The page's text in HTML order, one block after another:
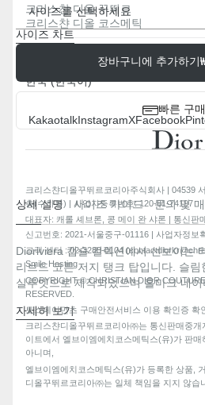
사이즈를 선택하세요
사이즈 차트
장바구니에 추가하기
빠른 구매
상세 설명 사이즈 가이드 문의 및
Dioriviera 캡슐 컬렉션에서 선보이는
리브드 코튼 저지 탱크 탑입니다. 슬
실루엣으로 제작되었으며 홀마크 네이
자수가 앞면을 장식합니다. Dioriviera
매치하기 좋습니다.
앞면 별 및 CD 시그니처 자수
안감 없음
면 100%
이탈리아 제조
특별한 주의를 기울여 관리하시고,
자세히 보기
크리스챤 디올 꾸뛰르​
크리스챤 디올 코스메틱​
한국 (한국어)
Kakaotalk InstagramXFacebook
크리스챤디올꾸뛰르코리아주식회사 | 04539
층(수하동) | 사업자등록번호: 120-81-74197
대표자: 캐롤 셰브론, 콩 메이 완 샤론 | 통신판
신고번호: 2021-서울중구-01116 | 사업자정보
고객 센터 : 02-3280-0104
Smile Hosting
COPYRIGHT © CHRISTIAN DIOR
RESERVED.
토스페이먼츠 구매안전서비스 이용 확인증 확
크리스챤디올꾸뛰르코리아㈜는 통신판매중
이트에서 엘브이엠에치코스메틱스(유)가 판
아니며,
엘브이엠에치코스메틱스(유)가 등록한 상품,
디올꾸뛰르코리아㈜는 일체 책임을 지지 않습